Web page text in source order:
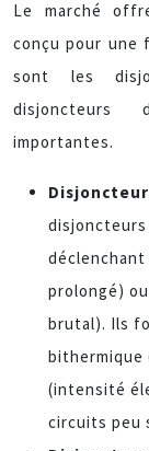
Le marché
conçu pour une
sont les
disjoncteurs
importantes.
déclenchant
prolongé)
brutal). Ils
bithermique
(intensité
circuits peu